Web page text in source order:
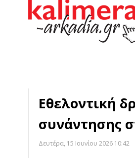
Εθελοντική
συνάντησης
Δευτέρα, 15 Ιουνίου 2026 10:42